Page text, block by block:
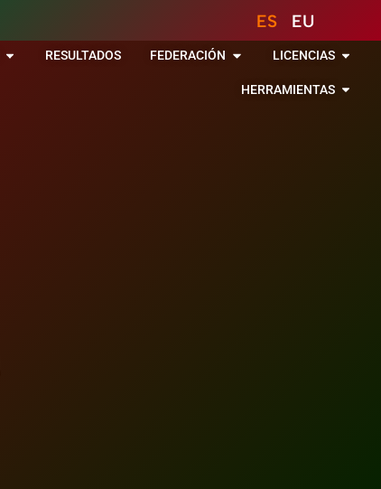
ES EU
RESULTADOS FEDERACIÓN LICENCIAS
HERRAMIENTAS